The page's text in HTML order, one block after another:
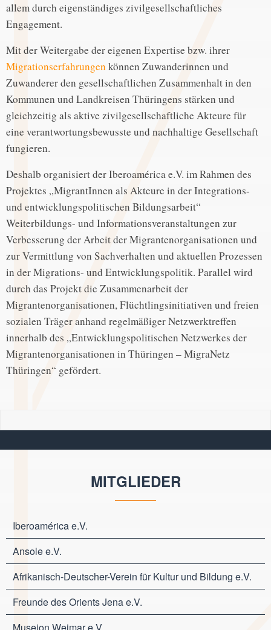
allem durch eigenständiges zivilgesellschaftliches
Engagement.
Mit der Weitergabe der eigenen Expertise bzw. ihrer
Migrationserfahrungenkönnen Zuwanderinnen und
Zuwanderer den gesellschaftlichen Zusammenhalt in den
Kommunen und Landkreisen Thüringens stärken und
gleichzeitig als aktive zivilgesellschaftliche Akteure für
eine verantwortungsbewusste und nachhaltige Gesellschaft
fungieren.
Deshalb organisiert der Iberoamérica e.V. im Rahmen des
Projektes „MigrantInnen als Akteure in der Integrations-
und entwicklungspolitischen Bildungsarbeit“
Weiterbildungs- und Informationsveranstaltungen zur
Verbesserung der Arbeit der Migrantenorganisationen und
zur Vermittlung von Sachverhalten und aktuellen Prozessen
in der Migrations- und Entwicklungspolitik. Parallel wird
durch das Projekt die Zusammenarbeit der
Migrantenorganisationen, Flüchtlingsinitiativen und freien
sozialen Träger anhand regelmäßiger Netzwerktreffen
innerhalb des „Entwicklungspolitischen Netzwerkes der
Migrantenorganisationen in Thüringen – MigraNetz
Thüringen“ gefördert.
MITGLIEDER
Iberoamérica e.V.
Ansole e.V.
Afrikanisch-Deutscher-Verein für Kultur und Bildung e.V.
Freunde des Orients Jena e.V.